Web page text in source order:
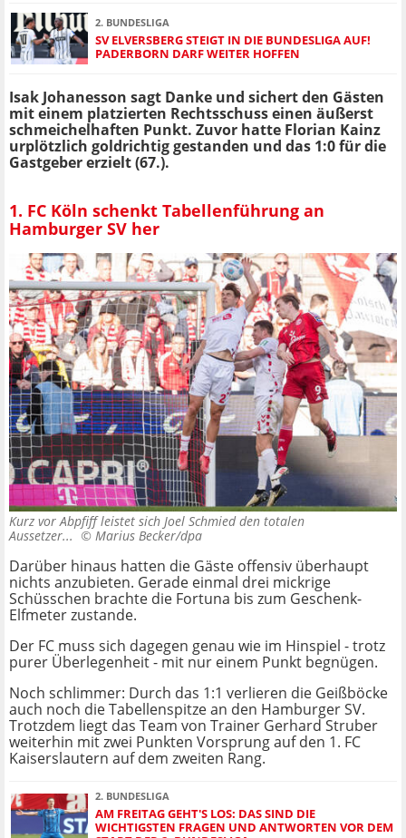
2. BUNDESLIGA
SV ELVERSBERG STEIGT IN DIE BUNDESLIGA AUF!
PADERBORN DARF WEITER HOFFEN
Isak Johanesson sagt Danke und sichert den Gästen
mit einem platzierten Rechtsschuss einen äußerst
schmeichelhaften Punkt. Zuvor hatte Florian Kainz
urplötzlich goldrichtig gestanden und das 1:0 für die
Gastgeber erzielt (67.).
1. FC Köln schenkt Tabellenführung an
Hamburger SV her
Kurz vor Abpfiff leistet sich Joel Schmied den totalen
Aussetzer... © Marius Becker/dpa
Darüber hinaus hatten die Gäste offensiv überhaupt
nichts anzubieten. Gerade einmal drei mickrige
Schüsschen brachte die Fortuna bis zum Geschenk-
Elfmeter zustande.
Der FC muss sich dagegen genau wie im Hinspiel - trotz
purer Überlegenheit - mit nur einem Punkt begnügen.
Noch schlimmer: Durch das 1:1 verlieren die Geißböcke
auch noch die Tabellenspitze an den Hamburger SV.
Trotzdem liegt das Team von Trainer Gerhard Struber
weiterhin mit zwei Punkten Vorsprung auf den 1. FC
Kaiserslautern auf dem zweiten Rang.
2. BUNDESLIGA
AM FREITAG GEHT'S LOS: DAS SIND DIE
WICHTIGSTEN FRAGEN UND ANTWORTEN VOR DEM